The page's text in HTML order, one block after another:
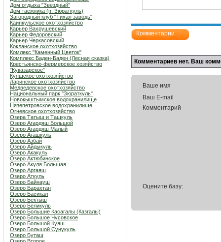
Дом отдыха "Звездный"
Дом таежника (п. Зюраткуль)
Загородный клуб "Тихая заводь"
Каинкульское охотхозяйство
Карьер Вахрушевский
Карьер Федоровский
Карьер Черкасовский
Кокланское охотхозяйство
Комлекс "Каменный Цветок"
Комплекс Баден-Баден (Лесная сказка)
Крестьянско-фермерское хозяйство
"Куказарское"
Куяшское охотхозяйство
Ларинское охотхозяйство
Медведевское охотхозяйство
Национальный парк "Зюраткуль"
Новокыштымское водохранилище
Нязепетровское водохранилище
Огневское охотхозяйство
Озера Татыш и Ташкуль
Озеро Агардяш Большой
Озеро Агардяш Малый
Озеро Агашкуль
Озеро Азбай
Озеро Айдыкуль
Озеро Акакуль
Озеро Актюбинское
Озеро Акуля Большая
Озеро Аргаяш
Озеро Аткуль
Озеро Байнауш
Озеро Барахтан
Озеро Басикал
Озеро Бектыш
Озеро Беликуль
Озеро Большие Касагалы (Казгалы)
Озеро Большое Чусовское
Озеро Большой Куяш
Озеро Большой Сунукуль
Озеро Буташ
Комментарии
Комментариев нет. Ваш
Ваше имя
Ваш E-mail
Комментарий
Оцените базу: